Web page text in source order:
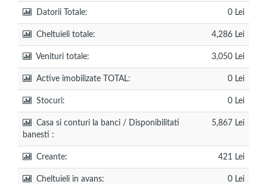
Datorii Totale: 0 Lei
Cheltuieli totale: 4,286 Lei
Venituri totale: 3,050 Lei
Active imobilizate TOTAL: 0 Lei
Stocuri: 0 Lei
Casa si conturi la banci / Disponibilitati
banesti :
5,867 Lei
Creante: 421 Lei
Cheltuieli in avans: 0 Lei